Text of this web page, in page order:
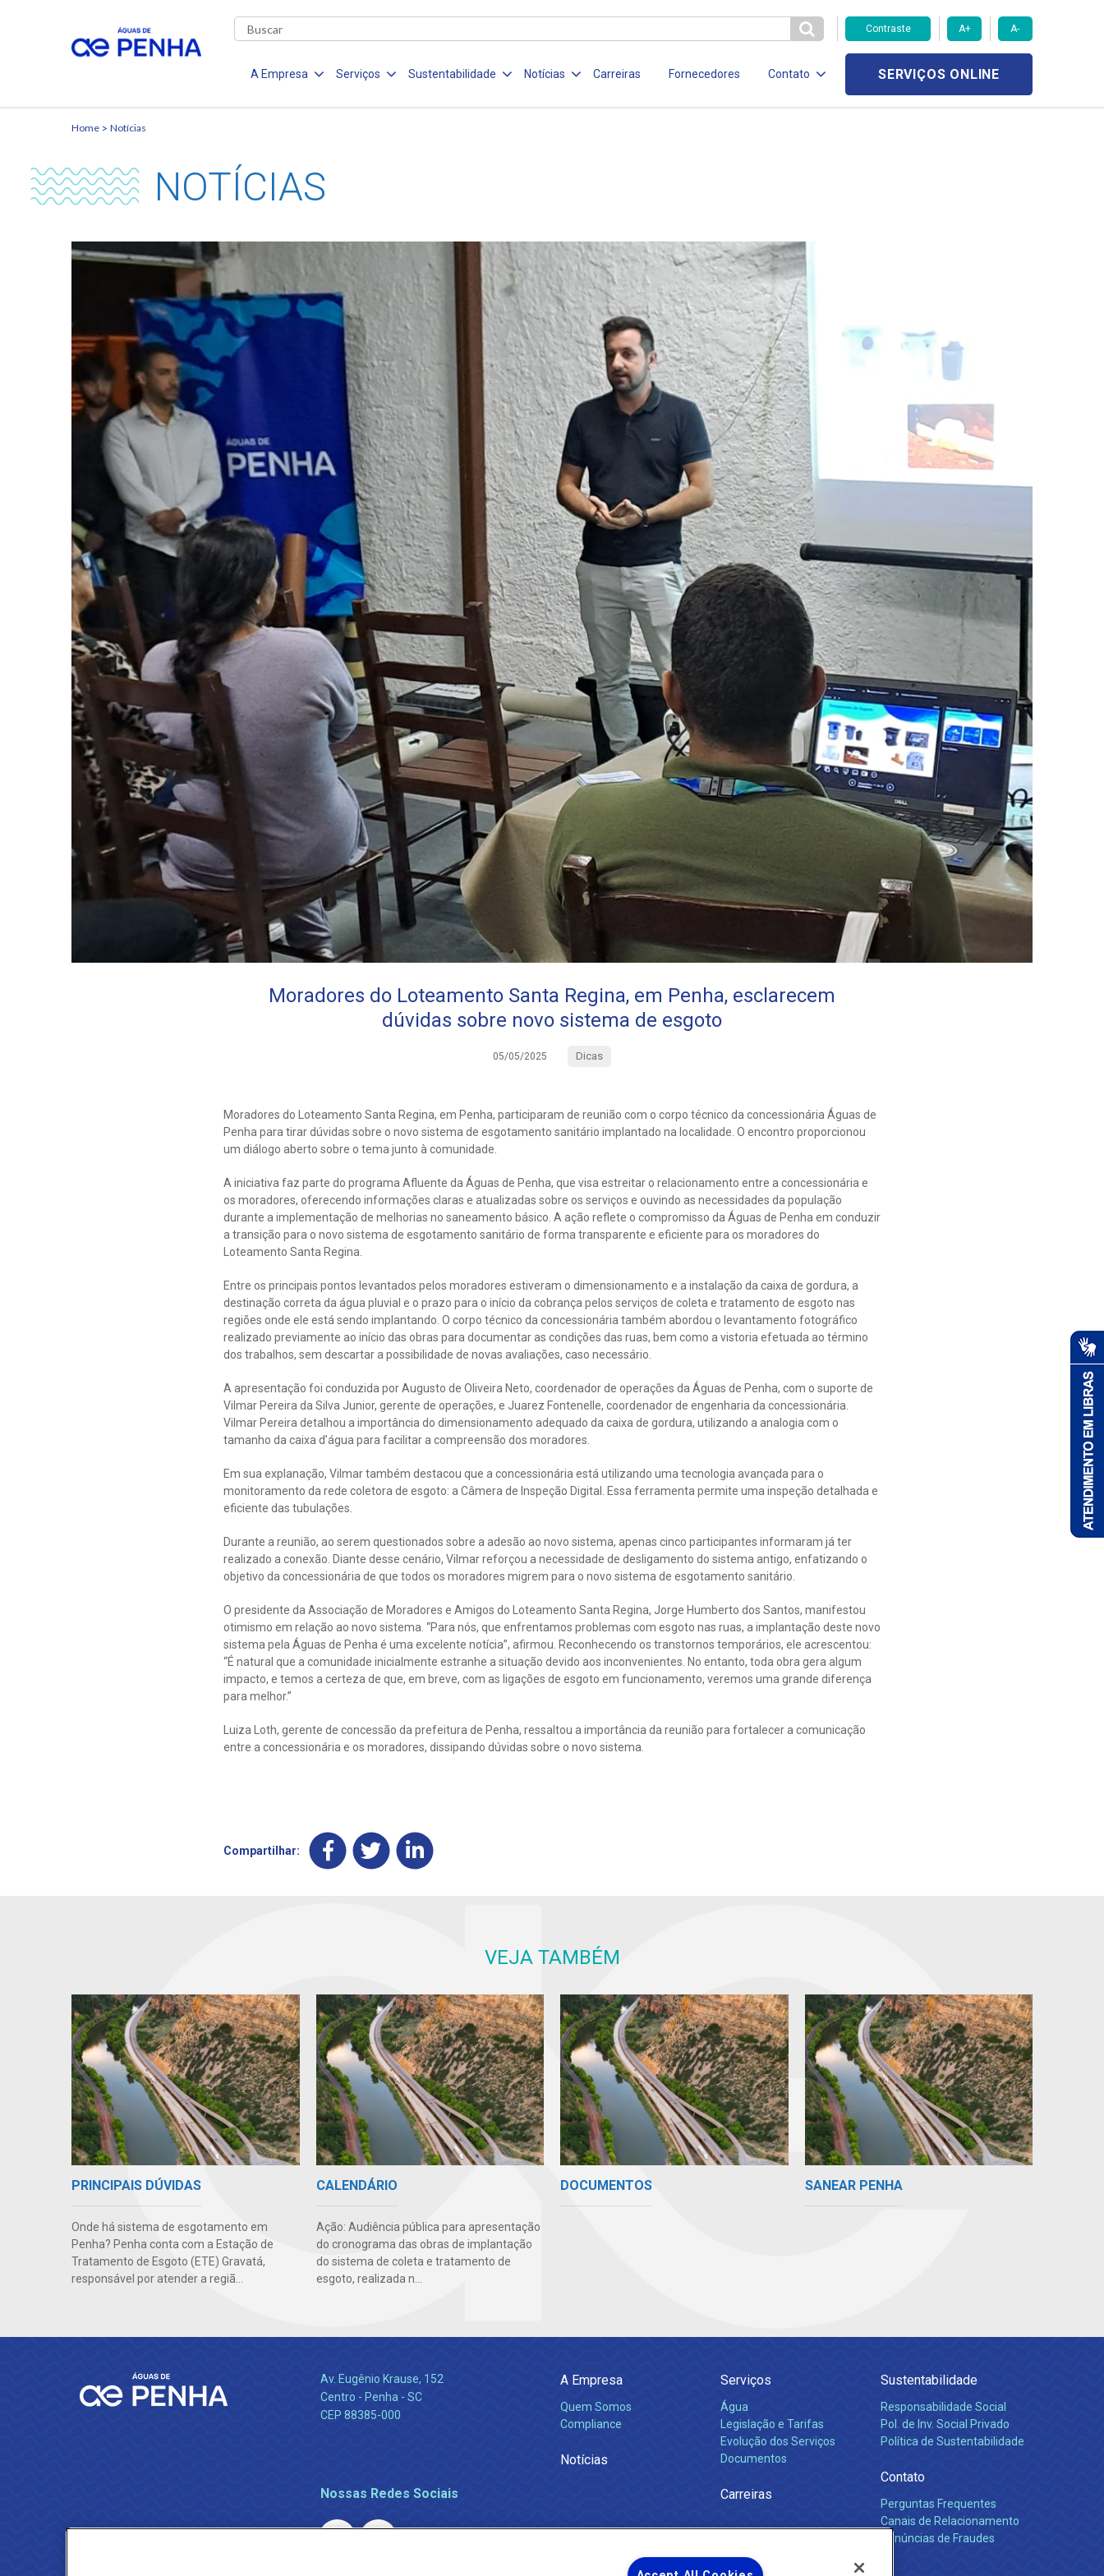
Contraste A+ A-
A Empresa Serviços Sustentabilidade Notícias Carreiras Fornecedores Contato SERVIÇOS ONLINE
Home Notícias
NOTÍCIAS
Moradores do Loteamento Santa Regina, em Penha, esclarecem
dúvidas sobre novo sistema de esgoto
05/05/2025 Dicas
Moradores do Loteamento Santa Regina, em Penha, participaram de reunião com o corpo técnico da concessionária Águas de
Penha para tirar dúvidas sobre o novo sistema de esgotamento sanitário implantado na localidade. O encontro proporcionou
um diálogo aberto sobre o tema junto à comunidade.
A iniciativa faz parte do programa Afluente da Águas de Penha, que visa estreitar o relacionamento entre a concessionária e
os moradores, oferecendo informações claras e atualizadas sobre os serviços e ouvindo as necessidades da população
durante a implementação de melhorias no saneamento básico. A ação reflete o compromisso da Águas de Penha em conduzir
a transição para o novo sistema de esgotamento sanitário de forma transparente e eficiente para os moradores do
Loteamento Santa Regina.
Entre os principais pontos levantados pelos moradores estiveram o dimensionamento e a instalação da caixa de gordura, a
destinação correta da água pluvial e o prazo para o início da cobrança pelos serviços de coleta e tratamento de esgoto nas
regiões onde ele está sendo implantando. O corpo técnico da concessionária também abordou o levantamento fotográfico
realizado previamente ao início das obras para documentar as condições das ruas, bem como a vistoria efetuada ao término
dos trabalhos, sem descartar a possibilidade de novas avaliações, caso necessário.
A apresentação foi conduzida por Augusto de Oliveira Neto, coordenador de operações da Águas de Penha, com o suporte de
Vilmar Pereira da Silva Junior, gerente de operações, e Juarez Fontenelle, coordenador de engenharia da concessionária.
Vilmar Pereira detalhou a importância do dimensionamento adequado da caixa de gordura, utilizando a analogia com o
tamanho da caixa d’água para facilitar a compreensão dos moradores.
Em sua explanação, Vilmar também destacou que a concessionária está utilizando uma tecnologia avançada para o
monitoramento da rede coletora de esgoto: a Câmera de Inspeção Digital. Essa ferramenta permite uma inspeção detalhada e
eficiente das tubulações.
Durante a reunião, ao serem questionados sobre a adesão ao novo sistema, apenas cinco participantes informaram já ter
realizado a conexão. Diante desse cenário, Vilmar reforçou a necessidade de desligamento do sistema antigo, enfatizando o
objetivo da concessionária de que todos os moradores migrem para o novo sistema de esgotamento sanitário.
O presidente da Associação de Moradores e Amigos do Loteamento Santa Regina, Jorge Humberto dos Santos, manifestou
otimismo em relação ao novo sistema. “Para nós, que enfrentamos problemas com esgoto nas ruas, a implantação deste novo
sistema pela Águas de Penha é uma excelente notícia”, afirmou. Reconhecendo os transtornos temporários, ele acrescentou:
“É natural que a comunidade inicialmente estranhe a situação devido aos inconvenientes. No entanto, toda obra gera algum
impacto, e temos a certeza de que, em breve, com as ligações de esgoto em funcionamento, veremos uma grande diferença
para melhor.”
Luiza Loth, gerente de concessão da prefeitura de Penha, ressaltou a importância da reunião para fortalecer a comunicação
entre a concessionária e os moradores, dissipando dúvidas sobre o novo sistema.
Compartilhar:
VEJA TAMBÉM
PRINCIPAIS DÚVIDAS
Onde há sistema de esgotamento em
Penha? Penha conta com a Estação de
Tratamento de Esgoto (ETE) Gravatá,
responsável por atender a regiã...
CALENDÁRIO
Ação: Audiência pública para apresentação
do cronograma das obras de implantação
do sistema de coleta e tratamento de
esgoto, realizada n...
DOCUMENTOS SANEAR PENHA
Av. Eugênio Krause, 152
Centro - Penha - SC
CEP 88385-000
Nossas Redes Sociais
A Empresa
Quem Somos
Compliance
Notícias
Serviços
Água
Legislação e Tarifas
Evolução dos Serviços
Documentos
Carreiras
Sustentabilidade
Responsabilidade Social
Pol. de Inv. Social Privado
Política de Sustentabilidade
Contato
Perguntas Frequentes
Canais de Relacionamento
Denúncias de Fraudes